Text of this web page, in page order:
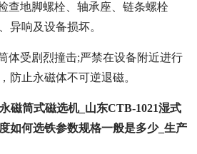
查地脚螺栓、轴承座、链条螺栓
异响及设备损坏。
体受剧烈撞击;严禁在设备附近进行
防止永磁体不可逆退磁。
磁筒式磁选机_山东CTB-1021湿式
如何选铁参数规格一般是多少_生产